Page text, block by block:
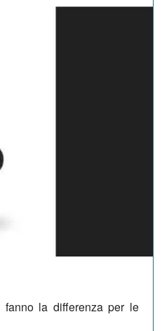
fanno la differenza per le
CHARLY WEGELIUS,